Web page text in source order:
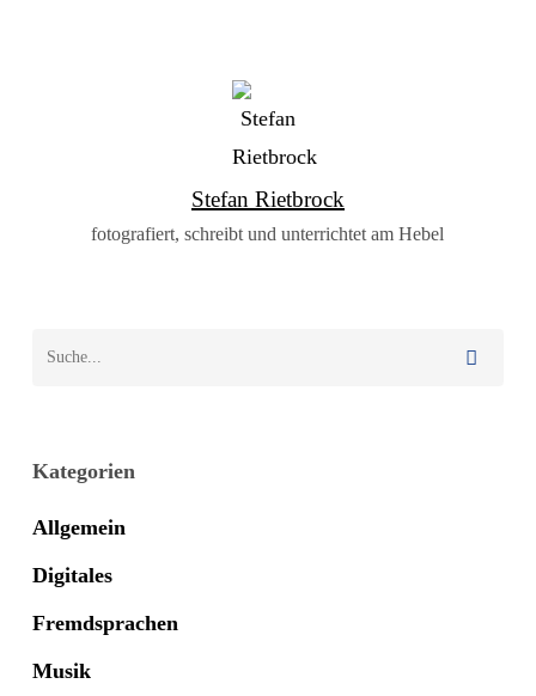
Stefan Rietbrock
fotografiert, schreibt und unterrichtet am Hebel
Kategorien
Allgemein
Digitales
Fremdsprachen
Musik